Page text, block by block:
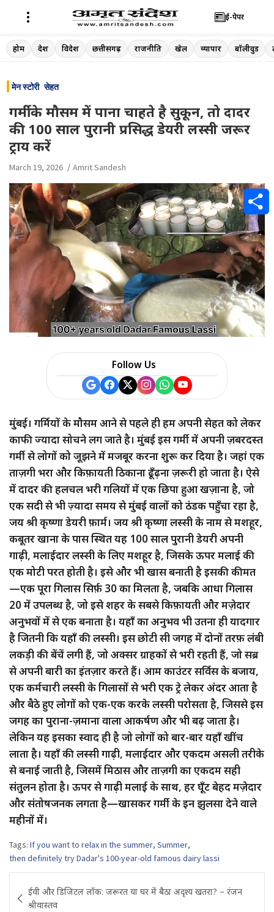
Skip
to
ई-पेपर
होम देश विदेश छत्तीसगढ़ राजनीति खेल व्यापार बॉलीवुड
मेन स्टोरी सेहत
गर्मी के मौसम में पाना चाहते है सुकून, तो दादर
की 100 साल पुरानी प्रसिद्ध डेयरी लस्सी जरूर
ट्राय करें
March 19, 2026 Amrit Sandesh
Follow Us
मुंबई। गर्मियों के मौसम आने से पहले ही हम अपनी सेहत को लेकर
काफी ज्यादा सोचने लग जाते है। मुंबई इस गर्मी में अपनी ज़बरदस्त
गर्मी से लोगों को जूझने में मजबूर करना शुरू कर दिया है। जहां एक
ताज़गी भरा और किफ़ायती ठिकाना ढूँढ़ना ज़रूरी हो जाता है। ऐसे
में दादर की हलचल भरी गलियों में एक छिपा हुआ खज़ाना है, जो
एक सदी से भी ज़्यादा समय से मुंबई वालों को ठंडक पहुँचा रहा है,
जय श्री कृष्णा डेयरी फ़ार्म। जय श्री कृष्णा लस्सी के नाम से मशहूर,
कबूतर खाना के पास स्थित यह 100 साल पुरानी डेयरी अपनी
गाढ़ी, मलाईदार लस्सी के लिए मशहूर है, जिसके ऊपर मलाई की
एक मोटी परत होती है। इसे और भी खास बनाती है इसकी कीमत
—एक पूरा गिलास सिर्फ़ 30 का मिलता है, जबकि आधा गिलास
20 में उपलब्ध है, जो इसे शहर के सबसे किफ़ायती और मज़ेदार
अनुभवों में से एक बनाता है। यहाँ का अनुभव भी उतना ही यादगार
है जितनी कि यहाँ की लस्सी। इस छोटी सी जगह में दोनों तरफ़ लंबी
लकड़ी की बेंचें लगी हैं, जो अक्सर ग्राहकों से भरी रहती हैं, जो सब्र
से अपनी बारी का इंतज़ार करते हैं। आम काउंटर सर्विस के बजाय,
एक कर्मचारी लस्सी के गिलासों से भरी एक ट्रे लेकर अंदर आता है
और बैठे हुए लोगों को एक-एक करके लस्सी परोसता है, जिससे इस
जगह का पुराना-ज़माना वाला आकर्षण और भी बढ़ जाता है।
लेकिन यह इसका स्वाद ही है जो लोगों को बार-बार यहाँ खींच
लाता है। यहाँ की लस्सी गाढ़ी, मलाईदार और एकदम असली तरीके
से बनाई जाती है, जिसमें मिठास और ताज़गी का एकदम सही
संतुलन होता है। ऊपर से गाढ़ी मलाई के साथ, हर घूँट बेहद मज़ेदार
और संतोषजनक लगता है—खासकर गर्मी के इन झुलसा देने वाले
महीनों में।
Tags: If you want to relax in the summer, Summer,
then definitely try Dadar's 100-year-old famous dairy lassi
navigation
ईवी और डिजिटल लॉक: जरूरत या घर में बैठा अदृश्य खतरा? – रंजन
श्रीवास्तव
S
h
r
e